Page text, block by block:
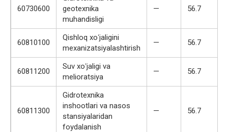
60730600
geotexnika
muhandisligi
— 56.7
60810100
Qishloq xoʻjaligini
mexanizatsiyalashtirish
— 56.7
60811200
Suv xoʻjaligi va
melioratsiya
— 56.7
60811300
Gidrotexnika
inshootlari va nasos
stansiyalaridan
foydalanish
— 56.7